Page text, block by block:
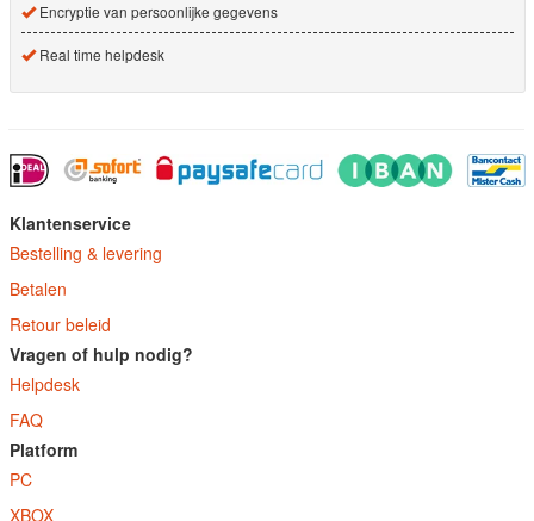
Encryptie van persoonlijke gegevens
Real time helpdesk
Klantenservice
Bestelling & levering
Betalen
Retour beleid
Vragen of hulp nodig?
Helpdesk
FAQ
Platform
PC
XBOX